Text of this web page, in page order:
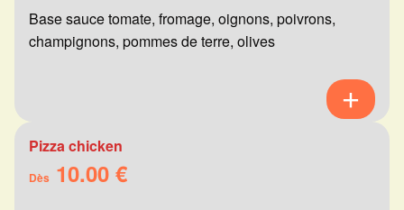
Base sauce tomate, fromage, oignons, poivrons,
champignons, pommes de terre, olives
Pizza chicken
Dès 10.00 €